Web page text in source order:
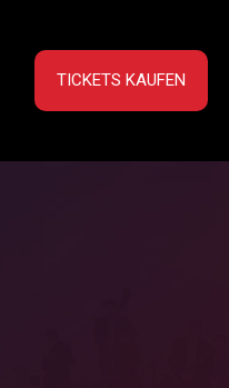
TICKETS KAUFEN